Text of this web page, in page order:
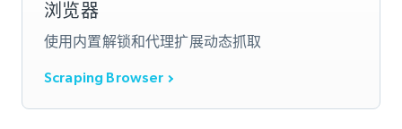
浏览器
使用内置解锁和代理扩展动态抓取
Scraping Browser